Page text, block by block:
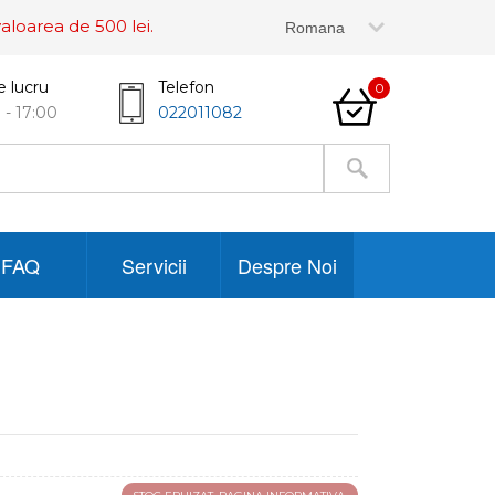
de 500 lei.
lucru
17:00
Telefon
022011082
0
FAQ Servicii Despre Noi